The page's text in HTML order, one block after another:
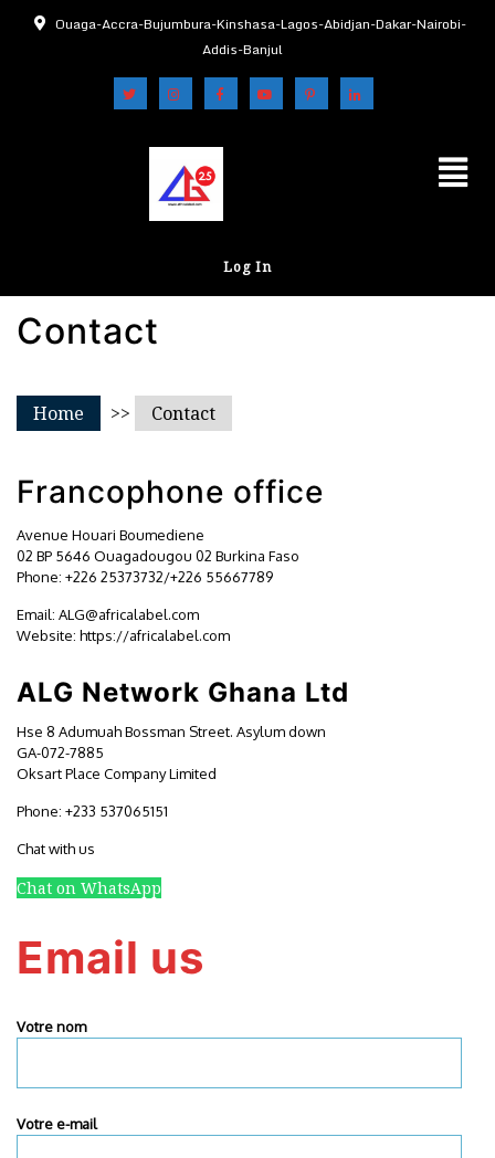
Ouaga-Accra-Bujumbura-Kinshasa-Lagos-Abidjan-Dakar-Nairobi-
Addis-Banjul
Log In
Contact
Home >> Contact
Francophone office
Avenue Houari Boumediene
02 BP 5646 Ouagadougou 02 Burkina Faso
Phone: +226 25373732/+226 55667789
Email: ALG@africalabel.com
Website: https://africalabel.com
ALG Network Ghana Ltd
Hse 8 Adumuah Bossman Street. Asylum down
GA-072-7885
Oksart Place Company Limited
Phone: +233 537065151
Chat with us
Chat on WhatsApp
Email us
Votre nom
Votre e-mail